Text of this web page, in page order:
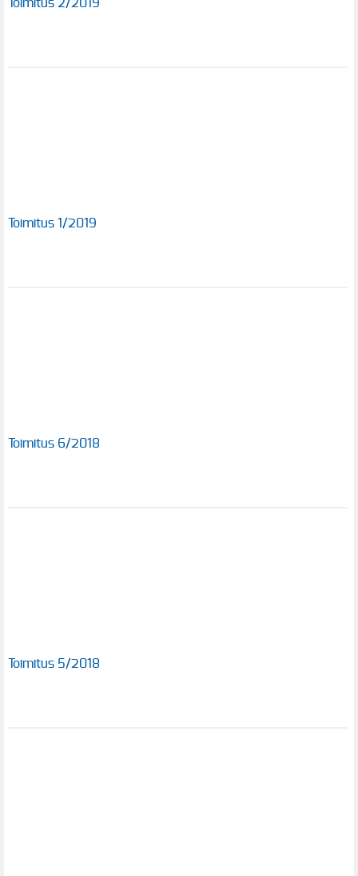
Toimitus 2/2019
Toimitus 1/2019
Toimitus 6/2018
Toimitus 5/2018